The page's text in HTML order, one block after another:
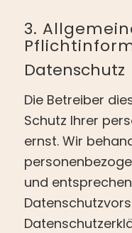
3.
Datenschutz
Die Betreiber
Schutz Ihrer
ernst. Wir
und